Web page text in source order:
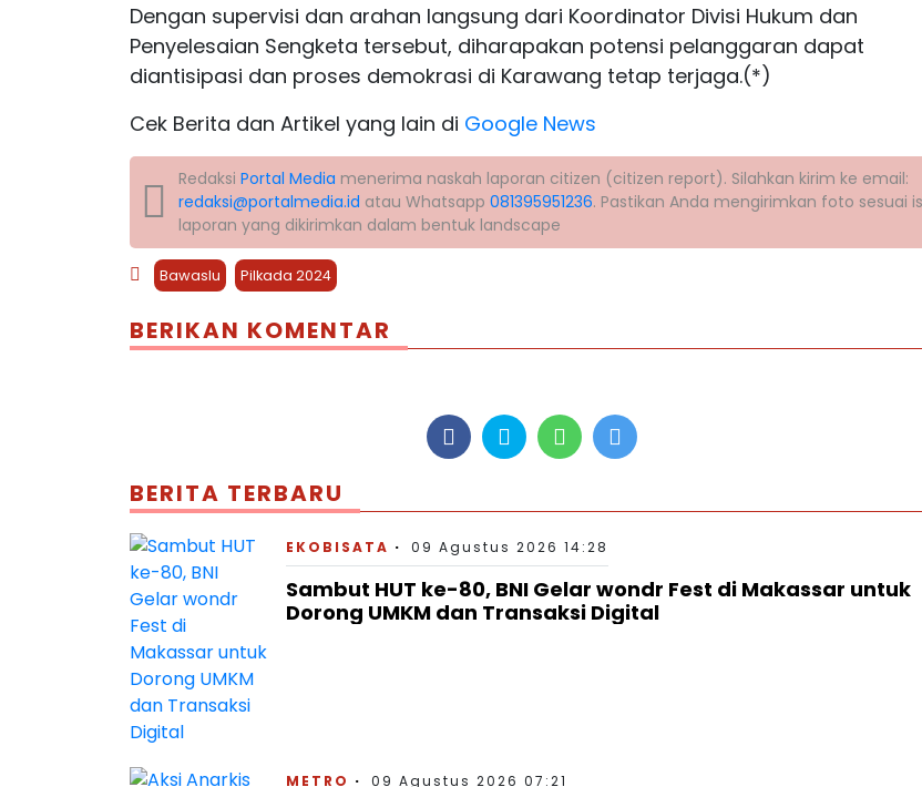
Dengan supervisi dan arahan langsung dari Koordinator Divisi Hukum dan
Penyelesaian Sengketa tersebut, diharapakan potensi pelanggaran dapat
diantisipasi dan proses demokrasi di Karawang tetap terjaga.(*)
Cek Berita dan Artikel yang lain di Google News
Redaksi Portal Media menerima naskah laporan citizen (citizen report). Silahkan kirim ke email:
redaksi@portalmedia.id atau Whatsapp 081395951236. Pastikan Anda mengirimkan foto sesuai
laporan yang dikirimkan dalam bentuk landscape
Bawaslu Pilkada 2024
BERIKAN KOMENTAR
BERITA TERBARU
EKOBISATA 09 Agustus 2026 14:28
Sambut HUT ke-80, BNI Gelar wondr Fest di Makassar untuk
Dorong UMKM dan Transaksi Digital
METRO 09 Agustus 2026 07:21